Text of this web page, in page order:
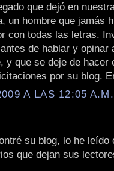
que dejó en
un hombre que jamás
con todas las letras.
de hablar y opinar
y que se deje de hacer
por su blog.
A LAS 12:05 A.M.
su blog, lo he leído
que dejan sus